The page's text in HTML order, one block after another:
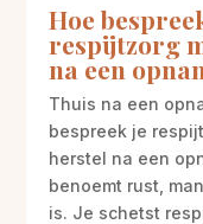
Hoe
respijtzorg
na een
Thuis na een
bespreek je
herstel na een
benoemt rust,
is. Je schetst